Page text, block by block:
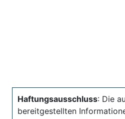
Haftungsausschluss: Die
bereitgestellten